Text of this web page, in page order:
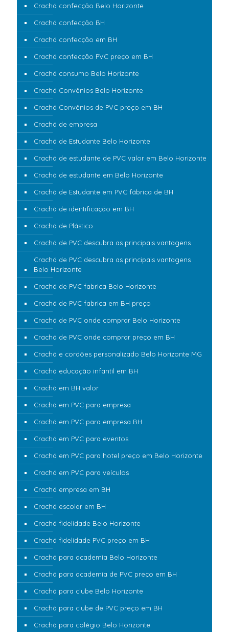
Crachá confecção Belo Horizonte
Crachá confecção BH
Crachá confecção em BH
Crachá confecção PVC preço em BH
Crachá consumo Belo Horizonte
Crachá Convênios Belo Horizonte
Crachá Convênios de PVC preço em BH
Crachá de empresa
Crachá de Estudante Belo Horizonte
Crachá de estudante de PVC valor em Belo Horizonte
Crachá de estudante em Belo Horizonte
Crachá de Estudante em PVC fábrica de BH
Crachá de identificação em BH
Crachá de Plástico
Crachá de PVC descubra as principais vantagens
Crachá de PVC descubra as principais vantagens
Belo Horizonte
Crachá de PVC fabrica Belo Horizonte
Crachá de PVC fabrica em BH preço
Crachá de PVC onde comprar Belo Horizonte
Crachá de PVC onde comprar preço em BH
Crachá e cordões personalizado Belo Horizonte MG
Crachá educação infantil em BH
Crachá em BH valor
Crachá em PVC para empresa
Crachá em PVC para empresa BH
Crachá em PVC para eventos
Crachá em PVC para hotel preço em Belo Horizonte
Crachá em PVC para veículos
Crachá empresa em BH
Crachá escolar em BH
Crachá fidelidade Belo Horizonte
Crachá fidelidade PVC preço em BH
Crachá para academia Belo Horizonte
Crachá para academia de PVC preço em BH
Crachá para clube Belo Horizonte
Crachá para clube de PVC preço em BH
Crachá para colégio Belo Horizonte